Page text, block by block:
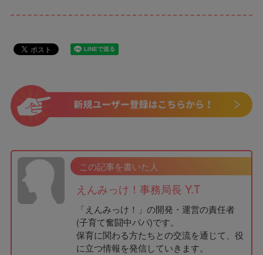
この記事を書いた人
えんみっけ！事務局長 Y.T
「えんみっけ！」の開発・運営の責任者
(子育て奮闘中パパ)です。
保育に関わる方たちとの交流を通じて、役
に立つ情報を発信していきます。